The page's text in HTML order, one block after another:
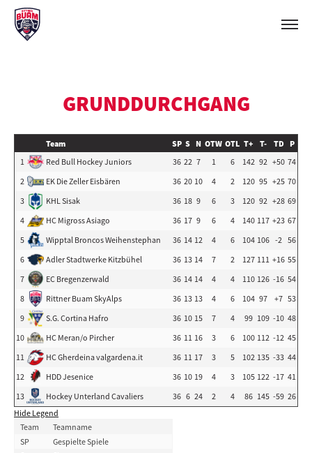
GRUNDDURCHGANG
Team SP S N OTW OTL T+ T- TD P
1
Red Bull Hockey Juniors 36 22 7 1 6 142 92 +50 74
2
EK Die Zeller Eisbären 36 20 10 4 2 120 95 +25 70
3
KHL Sisak 36 18 9 6 3 120 92 +28 69
4
HC Migross Asiago 36 17 9 6 4 140 117 +23 67
5
Wipptal Broncos Weihenstephan 36 14 12 4 6 104 106 -2 56
6
Adler Stadtwerke Kitzbühel 36 13 14 7 2 127 111 +16 55
7
EC Bregenzerwald 36 14 14 4 4 110 126 -16 54
8
Rittner Buam SkyAlps 36 13 13 4 6 104 97 +7 53
9
S.G. Cortina Hafro 36 10 15 7 4 99 109 -10 48
10
HC Meran/o Pircher 36 11 16 3 6 100 112 -12 45
11
HC Gherdeina valgardena.it 36 11 17 3 5 102 135 -33 44
12
HDD Jesenice 36 10 19 4 3 105 122 -17 41
13
Hockey Unterland Cavaliers 36 6 24 2 4 86 145 -59 26
Hide Legend
Team
Teamname
SP
Gespielte Spiele